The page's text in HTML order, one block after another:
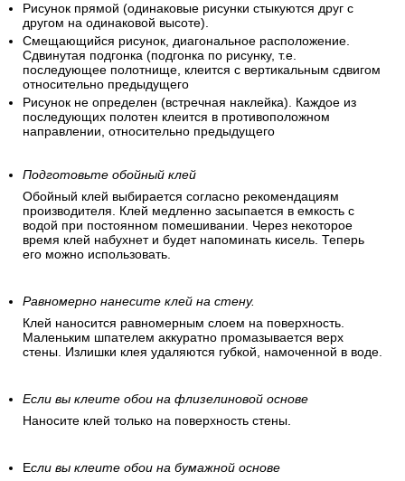
Рисунок прямой (одинаковые рисунки стыкуются друг с
другом на одинаковой высоте).
Смещающийся рисунок, диагональное расположение.
Сдвинутая подгонка (подгонка по рисунку, т.е.
последующее полотнище, клеится с вертикальным сдвигом
относительно предыдущего
Рисунок не определен (встречная наклейка). Каждое из
последующих полотен клеится в противоположном
направлении, относительно предыдущего
Подготовьте обойный клей
Обойный клей выбирается согласно рекомендациям
производителя. Клей медленно засыпается в емкость с
водой при постоянном помешивании. Через некоторое
время клей набухнет и будет напоминать кисель. Теперь
его можно использовать.
Равномерно нанесите клей на стену.
Клей наносится равномерным слоем на поверхность.
Маленьким шпателем аккуратно промазывается верх
стены. Излишки клея удаляются губкой, намоченной в воде.
Если вы клеите обои на флизелиновой основе
Наносите клей только на поверхность стены.
Если вы клеите обои на бумажной основе